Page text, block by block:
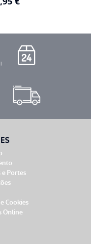
e Portes
Cookies
Online